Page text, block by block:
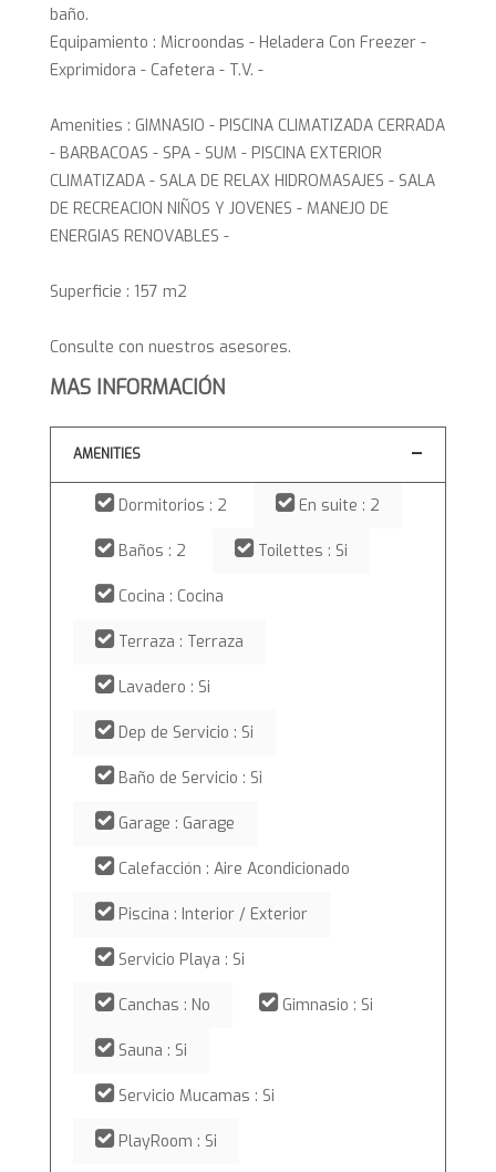
baño.
Equipamiento : Microondas - Heladera Con Freezer -
Exprimidora - Cafetera - T.V. -
Amenities : GIMNASIO - PISCINA CLIMATIZADA CERRADA
- BARBACOAS - SPA - SUM - PISCINA EXTERIOR
CLIMATIZADA - SALA DE RELAX HIDROMASAJES - SALA
DE RECREACION NIÑOS Y JOVENES - MANEJO DE
ENERGIAS RENOVABLES -
Superficie : 157 m2
Consulte con nuestros asesores.
MAS INFORMACIÓN
AMENITIES
Dormitorios : 2 En suite : 2
Baños : 2 Toilettes : Si
Cocina : Cocina
Terraza : Terraza
Lavadero : Si
Dep de Servicio : Si
Baño de Servicio : Si
Garage : Garage
Calefacción : Aire Acondicionado
Piscina : Interior / Exterior
Servicio Playa : Si
Canchas : No Gimnasio : Si
Sauna : Si
Servicio Mucamas : Si
PlayRoom : Si